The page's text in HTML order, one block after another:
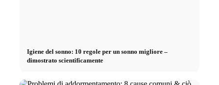
Igiene del sonno: 10 regole per un sonno migliore –
dimostrato scientificamente